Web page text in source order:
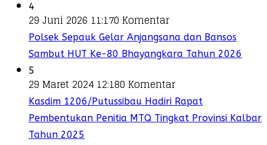
4
29 Juni 2026 11:170 Komentar
Polsek Sepauk Gelar Anjangsana dan Bansos
Sambut HUT Ke-80 Bhayangkara Tahun 2026
5
29 Maret 2024 12:180 Komentar
Kasdim 1206/Putussibau Hadiri Rapat
Pembentukan Penitia MTQ Tingkat Provinsi Kalbar
Tahun 2025